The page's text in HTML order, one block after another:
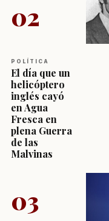
02
POLÍTICA
El día que un
helicóptero
inglés cayó
en Agua
Fresca en
plena Guerra
de las
Malvinas
03